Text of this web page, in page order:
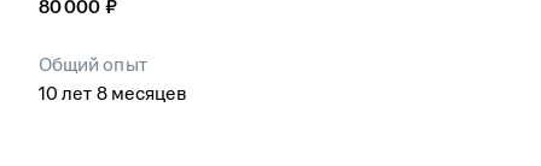
80 000 ₽
Общий опыт
10 лет 8 месяцев